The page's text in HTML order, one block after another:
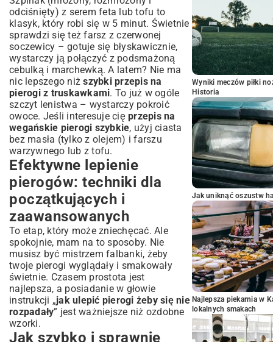
odciśnięty) z serem feta lub tofu to
klasyk, który robi się w 5 minut. Świetnie
sprawdzi się też farsz z czerwonej
soczewicy – gotuje się błyskawicznie,
wystarczy ją połączyć z podsmażoną
cebulką i marchewką. A latem? Nie ma
nic lepszego niższybki przepis na
pierogi z truskawkami. To już w ogóle
szczyt lenistwa – wystarczy pokroić
owoce. Jeśli interesuje cię przepis na
wegańskie pierogi szybkie, użyj ciasta
bez masła (tylko z olejem) i farszu
warzywnego lub z tofu.
Efektywne lepienie
pierogów: techniki dla
początkujących i
zaawansowanych
To etap, który może zniechęcać. Ale
spokojnie, mam na to sposoby. Nie
musisz być mistrzem falbanki, żeby
twoje pierogi wyglądały i smakowały
świetnie. Czasem prostota jest
najlepsza, a posiadanie w głowie
instrukcji „jak ulepić pierogi żeby się nie
rozpadały” jest ważniejsze niż ozdobne
wzorki.
Jak szybko i sprawnie
Wyniki meczów piłki
Historia
Jak uniknąć oszustw
Najlepsza piekarnia w
lokalnych smakach